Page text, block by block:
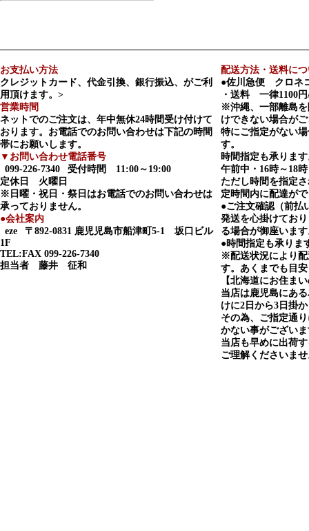
お支払い方法
クレジットカード、代金引換、銀行振込、がご利
用頂けます。>
営業時間
ネットでのご注文は、年中無休24時間受け付けて
おります。お電話でのお問い合わせは下記の時間
帯にお願いします。
▼お問い合わせ電話番号
099-226-7340
受付時間 11:00～19:00
定休日 火曜日
※日曜・祝日・祭日はお電話でのお問い合わせは
承っておりません。
●会社案内
eze
〒892-0831 鹿児児島市船津町5-1 坂口ビル
1F
TEL:FAX 099-226-7340
担当者 藤井 征和
配送方法・送料に
●佐川急便 クロネ
・送料 一律1100
※沖縄、一部離島
けできない場合が
特にご指定がない
す。
時間指定も承りま
午前中・16時～18
ただし時間を指定
定時間内に配達が
●ご注文確認（前払
発送を心掛けてお
る場合が御座いま
●時間指定も承りま
※配送状況により
す。あくまでも目
【北海道にお住ま
当店は鹿児島にあ
けに2日から3日掛
その為、ご指定通
かない事がござい
当店も早めに出荷
ご理解くださいま